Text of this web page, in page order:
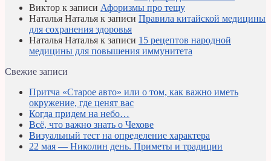
Виктор к записи Афоризмы про тещу
Наталья Наталья к записи Правила китайской медицины
для сохранения здоровья
Наталья Наталья к записи 15 рецептов народной
медицины для повышения иммунитета
Свежие записи
Притча «Старое авто» или о том, как важно иметь
окружение, где ценят вас
Когда придем на небо…
Всё, что важно знать о Чехове
Визуальный тест на определение характера
22 мая — Николин день. Приметы и традиции